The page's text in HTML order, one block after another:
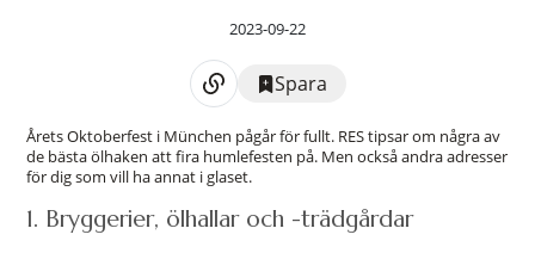
2023-09-22
Spara
Årets Oktoberfest i München pågår för fullt. RES tipsar om några av
de bästa ölhaken att fira humlefesten på. Men också andra adresser
för dig som vill ha annat i glaset.
1. Bryggerier, ölhallar och -trädgårdar